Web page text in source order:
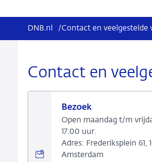
DNB.nl /Contact en veelgestelde
Contact en
Bezoek
Open maandag t/m
17.00 uur.
Adres: Frederiksplein 61,
Amsterdam